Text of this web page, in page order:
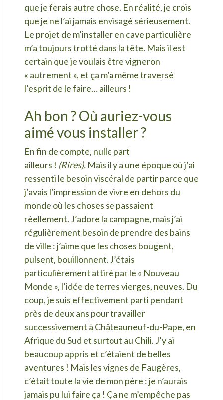
que je ferais autre chose. En réalité, je crois
que je ne l’ai jamais envisagé sérieusement.
Le projet de m’installer en cave particulière
m’a toujours trotté dans la tête. Mais il est
certain que je voulais être vigneron
« autrement », et ça m’a même traversé
l’esprit de le faire… ailleurs !
Ah bon ? Où auriez-vous
aimé vous installer ?
En fin de compte, nulle part
ailleurs ! (Rires). Mais il y a une époque où j’ai
ressenti le besoin viscéral de partir parce que
j’avais l’impression de vivre en dehors du
monde où les choses se passaient
réellement. J’adore la campagne, mais j’ai
régulièrement besoin de prendre des bains
de ville : j’aime que les choses bougent,
pulsent, bouillonnent. J’étais
particulièrement attiré par le « Nouveau
Monde », l’idée de terres vierges, neuves. Du
coup, je suis effectivement parti pendant
près de deux ans pour travailler
successivement à Châteauneuf-du-Pape, en
Afrique du Sud et surtout au Chili. J’y ai
beaucoup appris et c’étaient de belles
aventures ! Mais les vignes de Faugères,
c’était toute la vie de mon père : je n’aurais
jamais pu lui faire ça ! Ça ne m’empêche pas